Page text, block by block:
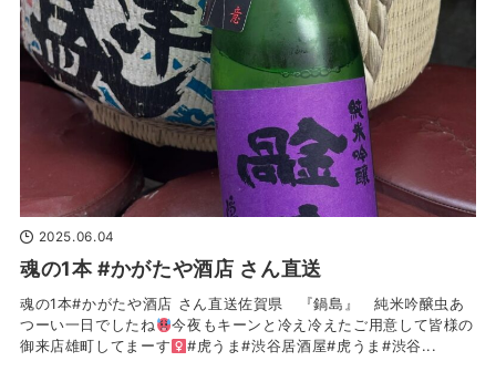
2025.06.04
魂の1本 #かがたや酒店 さん直送
魂の1本#かがたや酒店 さん直送佐賀県 『鍋島』 純米吟醸虫あ
つーい一日でしたね
今夜もキーンと冷え冷えたご用意して皆様の
御来店雄町してまーす‍
#虎うま#渋谷居酒屋#虎うま#渋谷...